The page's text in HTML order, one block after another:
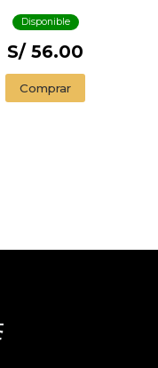
Disponible
S/ 56.00
Comprar